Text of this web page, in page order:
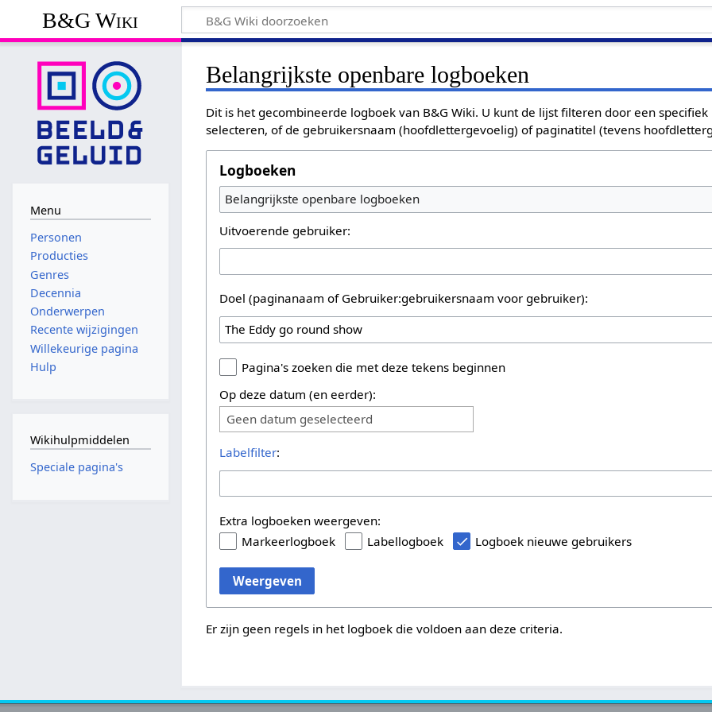
B&G Wiki
Belangrijkste openbare logboeken
Dit is het gecombineerde logboek van B&G Wiki. U kunt de lijst filteren door een
selecteren, of de gebruikersnaam (hoofdlettergevoelig) of paginatitel (tevens
Logboeken
Belangrijkste openbare logboeken
Uitvoerende gebruiker:
Doel (paginanaam of Gebruiker:gebruikersnaam voor gebruiker):
Pagina's zoeken die met deze tekens beginnen
Op deze datum (en eerder):
Geen datum geselecteerd
Labelfilter:
Extra logboeken weergeven:
Markeerlogboek
Labellogboek Logboek nieuwe gebruikers
Weergeven
Er zijn geen regels in het logboek die voldoen aan deze criteria.
Menu
Personen
Producties
Genres
Decennia
Onderwerpen
Recente wijzigingen
Willekeurige pagina
Hulp
Wikihulpmiddelen
Speciale pagina's